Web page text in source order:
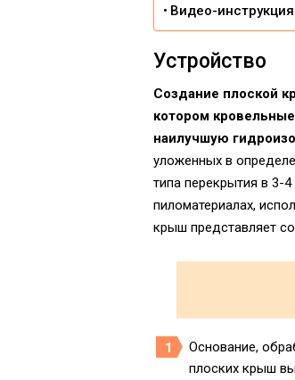
Видео-инструкция
Устройство
Создание плоской
котором
наилучшую
уложенных в
типа перекрытия в 3-
пиломатериалах,
крыш представляет
Основание,
плоских крыш